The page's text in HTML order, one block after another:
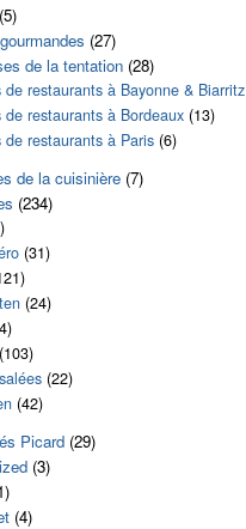
(5)
(27)
de la tentation (28)
de restaurants à Bayonne & Biarritz
de restaurants à Bordeaux (13)
de restaurants à Paris (6)
de la cuisinière (7)
(234)
(31)
(24)
(103)
(22)
(42)
Picard (29)
(3)
(4)